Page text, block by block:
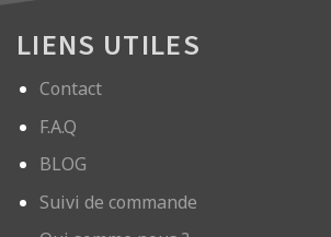
LIENS UTILES
Contact
F.A.Q
BLOG
Suivi de commande